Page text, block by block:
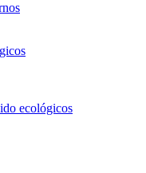
ecológicos